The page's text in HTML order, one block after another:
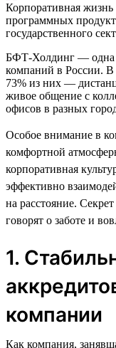
Корпоративная жизнь
программных
государственного
БФТ-Холдинг — одна
компаний в России. В
73% из них —
живое общение с
офисов в разных
Особое внимание в
комфортной
корпоративная
эффективно
на расстояние.
говорят о заботе и
1.
компании
Как компания,